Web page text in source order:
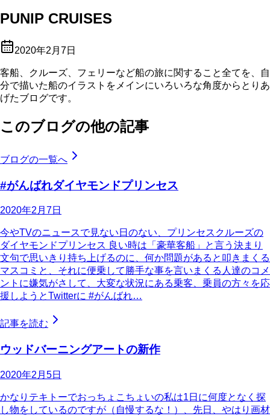
PUNIP CRUISES
2020年2月7日
客船、クルーズ、フェリーなど船の旅に関すること全てを、自
分で描いた船のイラストをメインにいろいろな角度からとりあ
げたブログです。
このブログの他の記事
ブログの一覧へ
#がんばれダイヤモンドプリンセス
2020年2月7日
今やTVのニュースで見ない日のない、プリンセスクルーズの
ダイヤモンドプリンセス 良い時は「豪華客船」と言う決まり
文句で思いきり持ち上げるのに、何か問題があると叩きまくる
マスコミと、それに便乗して勝手な事を言いまくる人達のコメ
ントに嫌気がさして、大変な状況にある乗客、乗員の方々を応
援しようとTwitterに #がんばれ…
記事を読む
ウッドバーニングアートの新作
2020年2月5日
かなりテキトーでおっちょこちょいの私は1日に何度となく探
し物をしているのですが（自慢するな！）、先日、やはり画材